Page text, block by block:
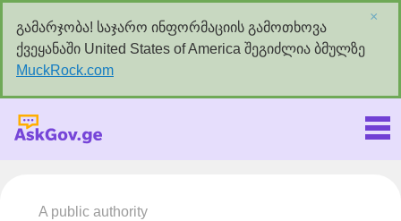
გამარჯობა! საჯარო ინფორმაციის გამოთხოვა
ქვეყანაში United States of America შეგიძლია ბმულზე
MuckRock.com
×
A public authority